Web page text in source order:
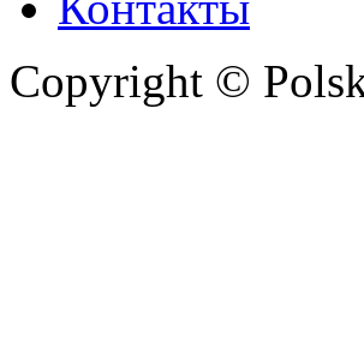
Copyright ©